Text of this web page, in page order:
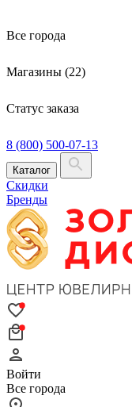
Все города
Магазины (22)
Статус заказа
8 (800) 500-07-13
Каталог
Скидки
Бренды
Войти
Все города